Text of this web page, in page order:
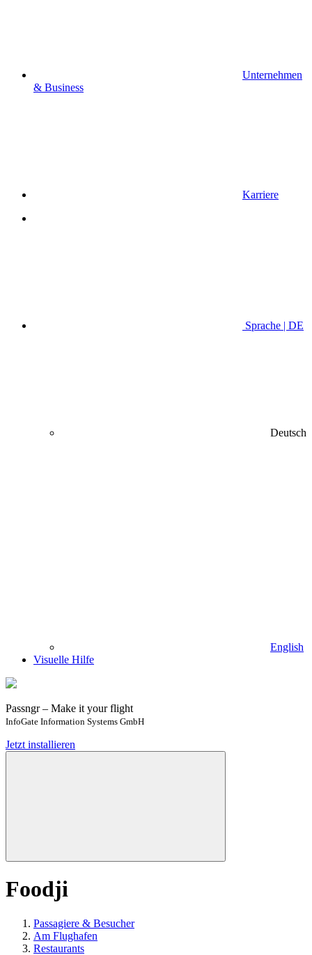
Unternehmen
& Business
Karriere
Sprache | DE
Deutsch
English
Visuelle Hilfe
Passngr – Make it your flight
InfoGate Information Systems GmbH
Jetzt installieren
Foodji
Passagiere & Besucher
Am Flughafen
Restaurants